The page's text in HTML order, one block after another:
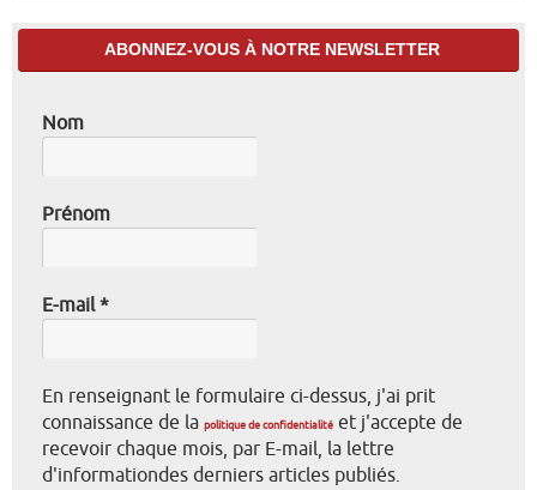
ABONNEZ-VOUS À NOTRE NEWSLETTER
Nom
Prénom
E-mail*
En renseignant le formulaire ci-dessus, j'ai prit
connaissance de la politique de confidentialité et j'accepte de
recevoir chaque mois, par E-mail, la lettre
d'informationdes derniers articles publiés.